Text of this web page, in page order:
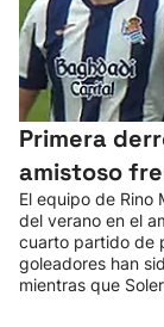
Primera
amistoso
El equipo de Rino
del verano en el
cuarto partido de
goleadores han
mientras que